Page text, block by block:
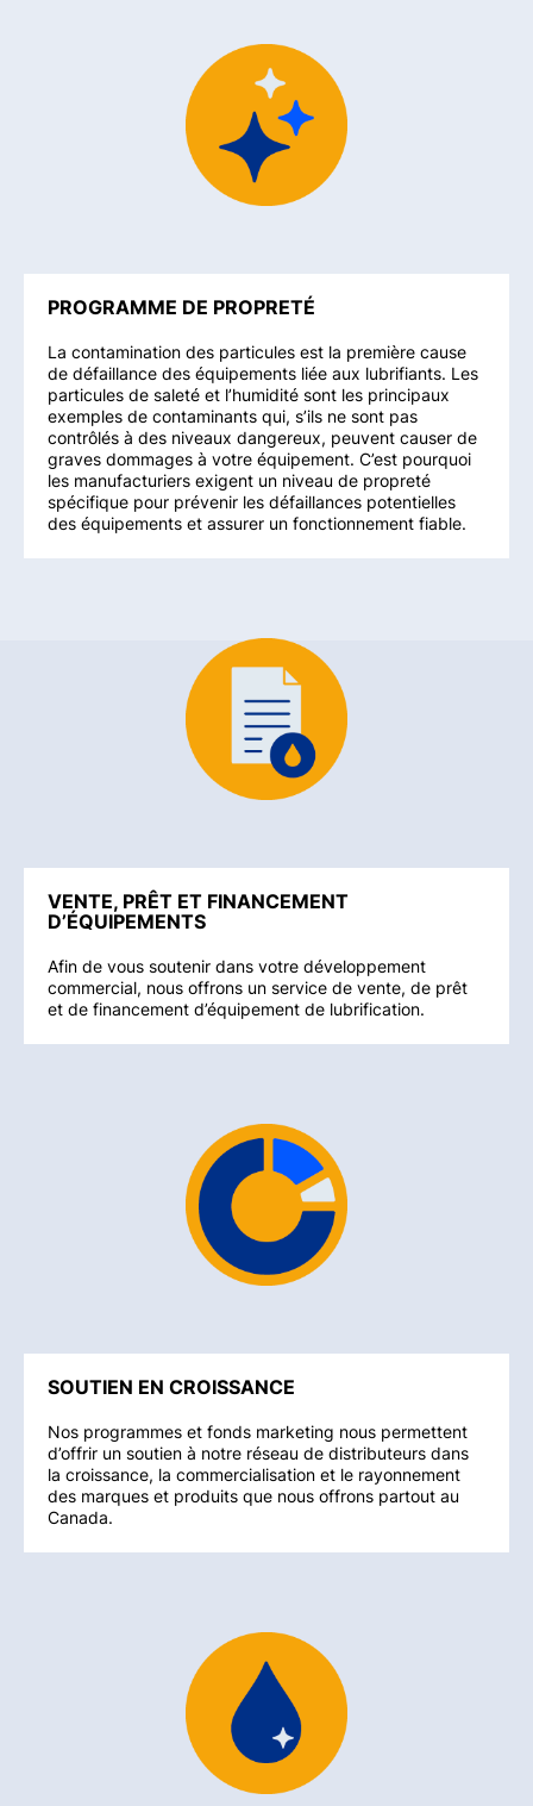
PROGRAMME DE PROPRETÉ
La contamination des particules est la première cause
de défaillance des équipements liée aux lubrifiants. Les
particules de saleté et l’humidité sont les principaux
exemples de contaminants qui, s’ils ne sont pas
contrôlés à des niveaux dangereux, peuvent causer de
graves dommages à votre équipement. C’est pourquoi
les manufacturiers exigent un niveau de propreté
spécifique pour prévenir les défaillances potentielles
des équipements et assurer un fonctionnement fiable.
VENTE, PRÊT ET FINANCEMENT
D’ÉQUIPEMENTS
Afin de vous soutenir dans votre développement
commercial, nous offrons un service de vente, de prêt
et de financement d’équipement de lubrification.
SOUTIEN EN CROISSANCE
Nos programmes et fonds marketing nous permettent
d’offrir un soutien à notre réseau de distributeurs dans
la croissance, la commercialisation et le rayonnement
des marques et produits que nous offrons partout au
Canada.